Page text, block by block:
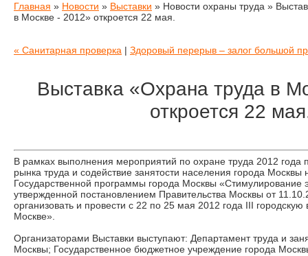
Главная » Новости » Выставки » Новости охраны труда »
в Москве - 2012» откроется 22 мая.
« Санитарная проверка | Здоровый перерыв – залог большой
Выставка «Охрана труда в
откроется 22
В рамках выполнения мероприятий по охране труда 2012 года
рынка труда и содействие занятости населения города Москвы
Государственной программы города Москвы «Стимулирование
утвержденной постановлением Правительства Москвы от
организовать и провести с 22 по 25 мая 2012 года III городскую
Москве».
Организаторами Выставки выступают: Департамент труда и
Москвы; Государственное бюджетное учреждение города